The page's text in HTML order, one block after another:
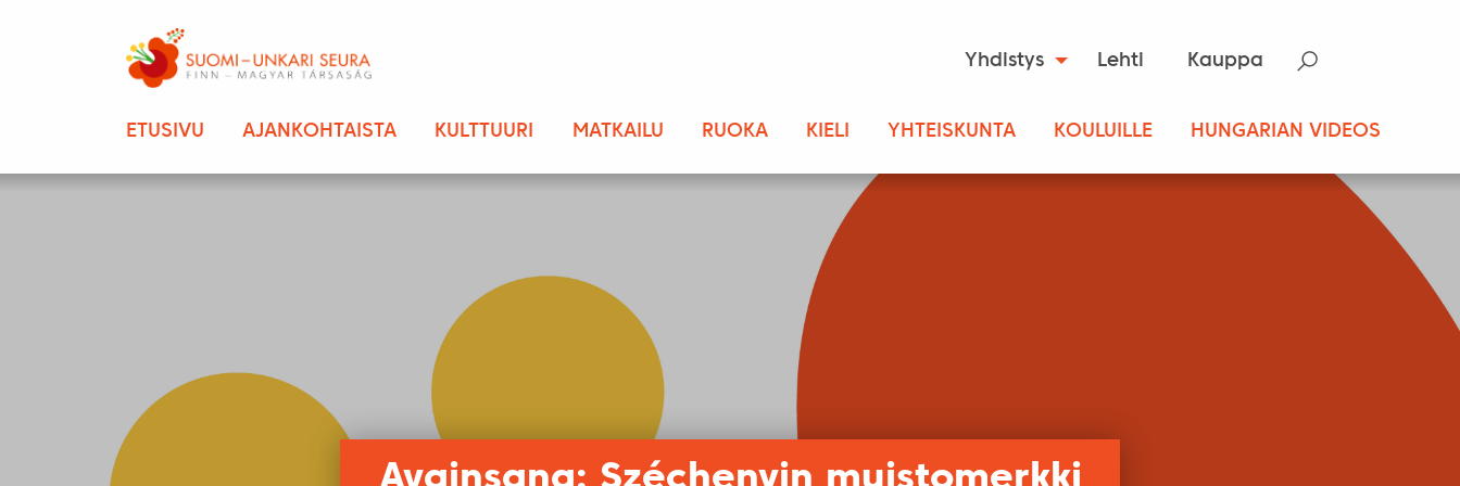
Yhdistys Lehti Kauppa
ETUSIVU AJANKOHTAISTA KULTTUURI MATKAILU RUOKA KIELI YHTEISKUNTA KOULUILLE HUNGARIAN VIDEOS